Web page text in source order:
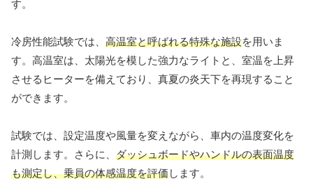
す。
冷房性能試験では、 高温室と呼ばれる特殊な施設を用いま
す。高温室は、太陽光を模した強力なライトと、室温を上昇
させるヒーターを備えており、真夏の炎天下を再現すること
ができます。
試験では、設定温度や風量を変えながら、車内の温度変化を
計測します。さらに、 ダッシュボードやハンドルの表面温度
も測定し、乗員の体感温度を評価します。